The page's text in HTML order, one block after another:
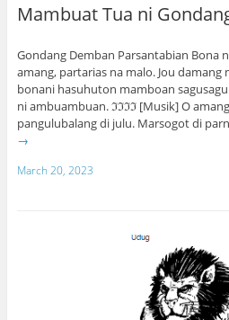
Mambuat Tua ni
Gondang Demban Parsantabian Bona
amang, partarias na malo. Jou damang
bonani hasuhuton mamboan
ni ambuambuan. ℑℑℑℑ [Musik] O
pangulubalang di julu. Marsogot di
→
March 20, 2023